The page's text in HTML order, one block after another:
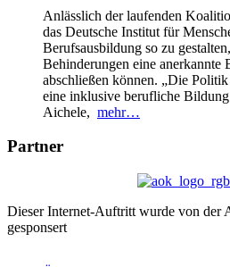
Anlässlich der laufenden
das Deutsche Institut für
Berufsausbildung so zu
Behinderungen eine anerkannte
abschließen können. „Die
eine inklusive berufliche
Aichele, mehr…
Partner
Dieser Internet-Auftritt wurde von der
gesponsert